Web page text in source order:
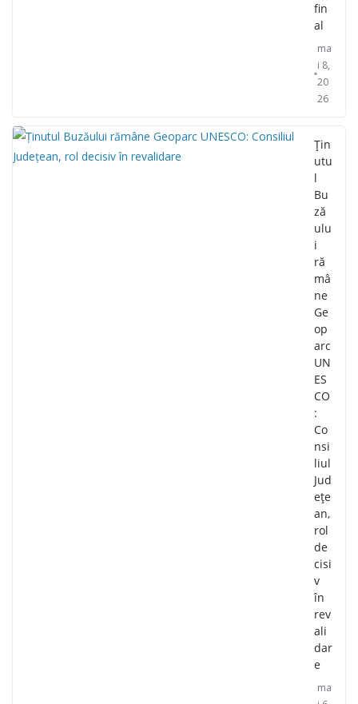
fin
al
ma
i 8,
20
26
Țin
utu
l
Bu
ză
ulu
i
ră
mâ
ne
Ge
op
arc
UN
ES
CO
:
Co
nsi
liul
Jud
ețe
an,
rol
de
cisi
v
în
rev
ali
dar
e
ma